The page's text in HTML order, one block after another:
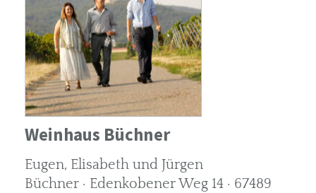
Weinhaus Büchner
Eugen, Elisabeth und Jürgen
Büchner · Edenkobener Weg 14 · 67489